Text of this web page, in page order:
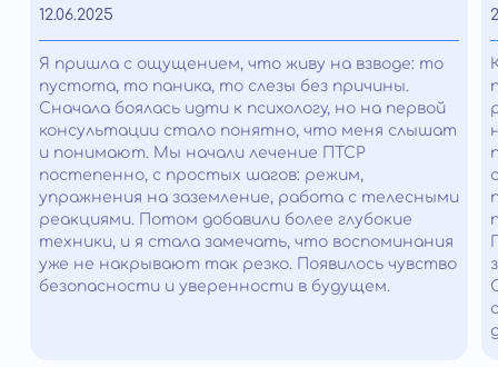
12.06.2025
Я пришла с ощущением, что живу на взводе: то
пустота, то паника, то слезы без причины.
Сначала боялась идти к психологу, но на первой
консультации стало понятно, что меня слышат
и понимают. Мы начали лечение ПТСР
постепенно, с простых шагов: режим,
упражнения на заземление, работа с телесными
реакциями. Потом добавили более глубокие
техники, и я стала замечать, что воспоминания
уже не накрывают так резко. Появилось чувство
безопасности и уверенности в будущем.